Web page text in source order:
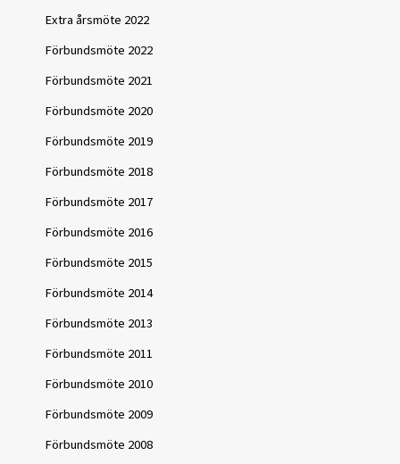
Extra årsmöte 2022
Förbundsmöte 2022
Förbundsmöte 2021
Förbundsmöte 2020
Förbundsmöte 2019
Förbundsmöte 2018
Förbundsmöte 2017
Förbundsmöte 2016
Förbundsmöte 2015
Förbundsmöte 2014
Förbundsmöte 2013
Förbundsmöte 2011
Förbundsmöte 2010
Förbundsmöte 2009
Förbundsmöte 2008